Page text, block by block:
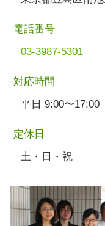
電話番号
03-3987-5301
対応時間
平日 9:00〜17:00
定休日
土・日・祝